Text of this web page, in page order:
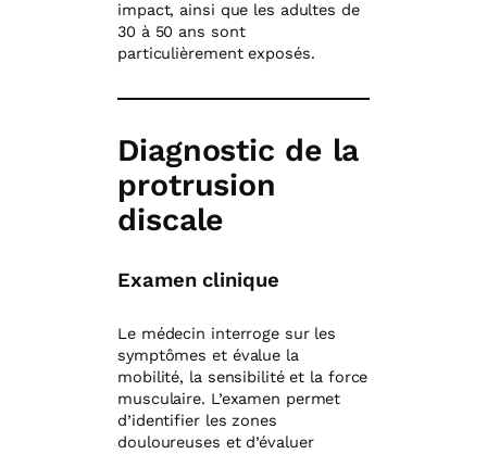
impact, ainsi que les adultes de
30 à 50 ans sont
particulièrement exposés.
Diagnostic de la
protrusion
discale
Examen clinique
Le médecin interroge sur les
symptômes et évalue la
mobilité, la sensibilité et la force
musculaire. L’examen permet
d’identifier les zones
douloureuses et d’évaluer